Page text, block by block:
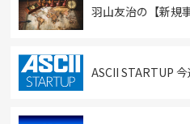
羽山友治の【新規
ASCII STARTUP